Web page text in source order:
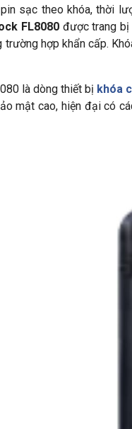
sạc theo khóa, thời
FL8080được trang bị
hợp khẩn cấp.
là dòng thiết bị khóa
mật cao, hiện đại có